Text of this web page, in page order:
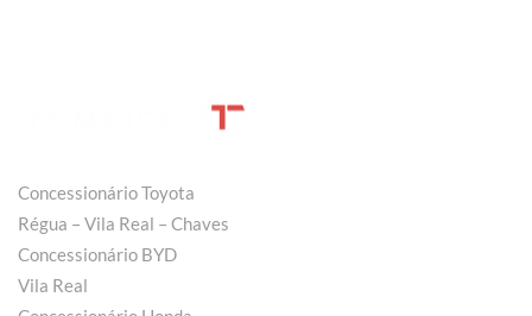
Concessionário Toyota
Régua – Vila Real – Chaves
Concessionário BYD
Vila Real